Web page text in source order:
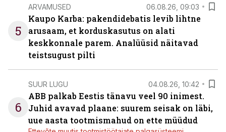
5
ARVAMUSED 06.08.26, 09:03
Kaupo Karba: pakendidebatis levib lihtne
arusaam, et korduskasutus on alati
keskkonnale parem. Analüüsid näitavad
teistsugust pilti
6
SUUR LUGU 04.08.26, 10:42
ABB palkab Eestis tänavu veel 90 inimest.
Juhid avavad plaane: suurem seisak on läbi,
uue aasta tootmismahud on ette müüdud